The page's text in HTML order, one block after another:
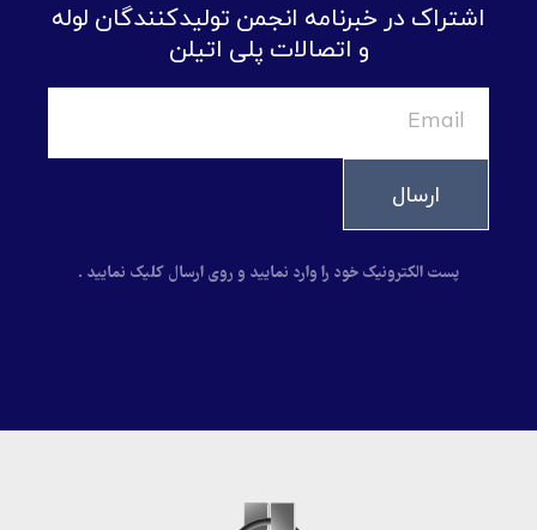
اشتراک در خبرنامه انجمن تولیدکنندگان لوله
و اتصالات پلی اتیلن
ارسال
پست الکترونیک خود را وارد نمایید و روی ارسال کلیک نمایید .